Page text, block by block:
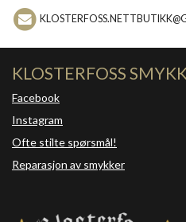
KLOSTERFOSS
Facebook
Instagram
Ofte stilte spørsmål!
Reparasjon av smykker